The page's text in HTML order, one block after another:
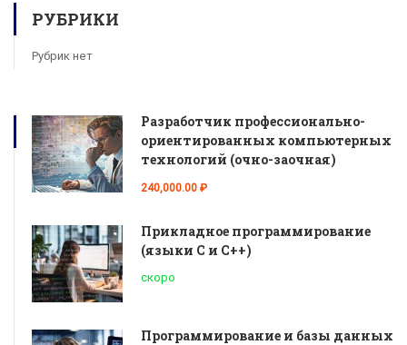
РУБРИКИ
Рубрик нет
Разработчик профессионально-
ориентированных компьютерных
технологий (очно-заочная)
240,000.00 ₽
Прикладное программирование
(языки С и С++)
скоро
Программирование и базы данных